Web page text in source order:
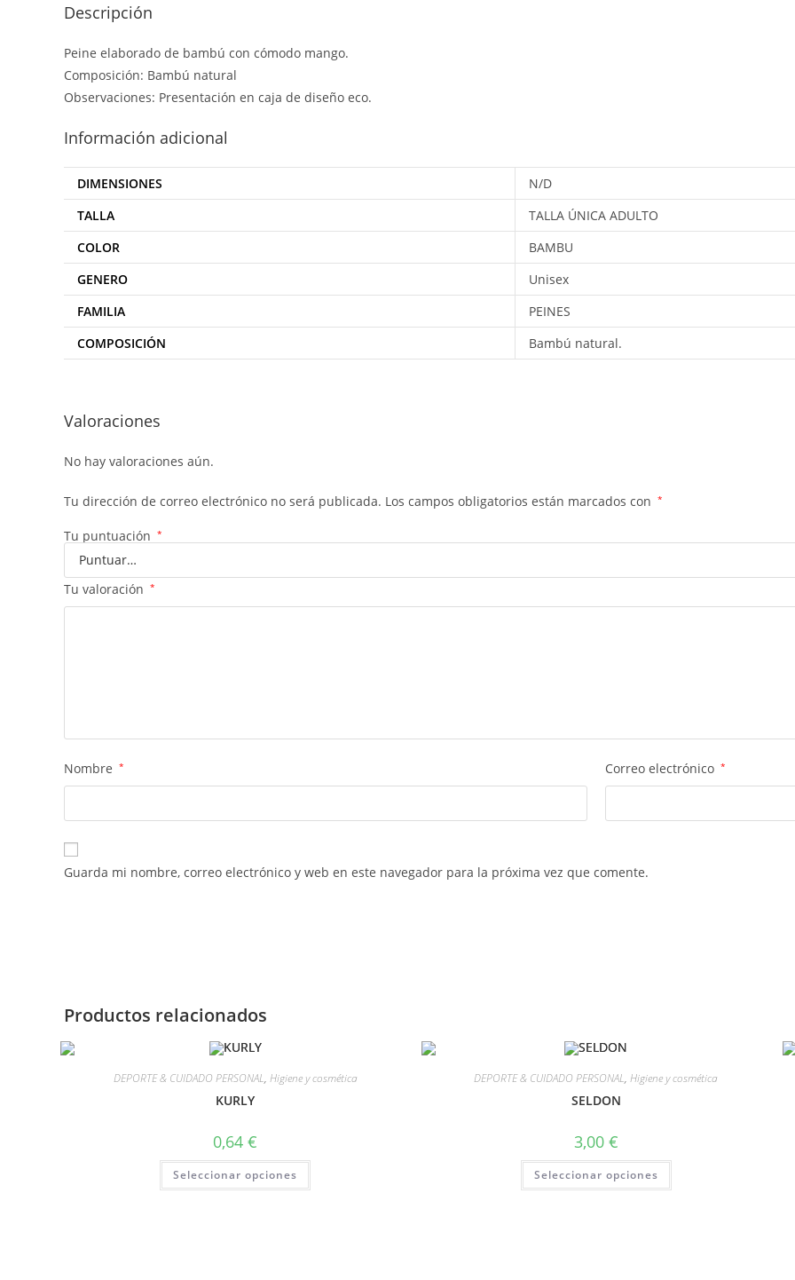
Descripción
Peine elaborado de bambú con cómodo mango.
Composición: Bambú natural
Observaciones: Presentación en caja de diseño eco.
Información adicional
DIMENSIONES
N/D
TALLA
TALLA ÚNICA ADULTO
COLOR
BAMBU
GENERO
Unisex
FAMILIA
PEINES
COMPOSICIÓN
Bambú natural.
Valoraciones
No hay valoraciones aún.
Tu dirección de correo electrónico no será publicada. Los campos obligatorios están marcados con *
Tu puntuación *
Tu valoración *
Nombre * Correo electrónico *
Guarda mi nombre, correo electrónico y web en este navegador para la próxima vez que comente.
Productos relacionados
DEPORTE & CUIDADO PERSONAL, Higiene y cosmética
KURLY
0,64€
Seleccionar opciones
DEPORTE & CUIDADO PERSONAL,Higiene y cosmética
SELDON
3,00 €
Seleccionar opciones